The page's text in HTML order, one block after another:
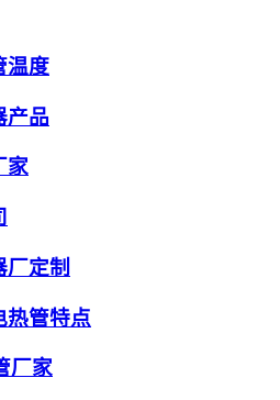
温度
产品
家
定制
热管特点
厂家